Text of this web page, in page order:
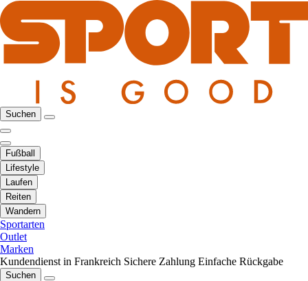
Suchen
Fußball
Lifestyle
Laufen
Reiten
Wandern
Sportarten
Outlet
Marken
Kundendienst in Frankreich Sichere Zahlung Einfache Rückgabe
Suchen